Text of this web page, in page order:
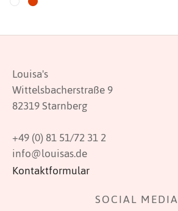
Varianten
Optionen
können
auf
der
Produktseite
gewählt
werden
Louisa's
Wittelsbacherstraße 9
82319 Starnberg
+49 (0) 81 51/72 31 2
info@louisas.de
Kontaktformular
SOCIAL MEDIA